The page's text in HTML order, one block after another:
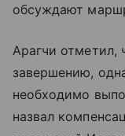
обсуждают
Арагчи отметил,
завершению,
необходимо
назвал